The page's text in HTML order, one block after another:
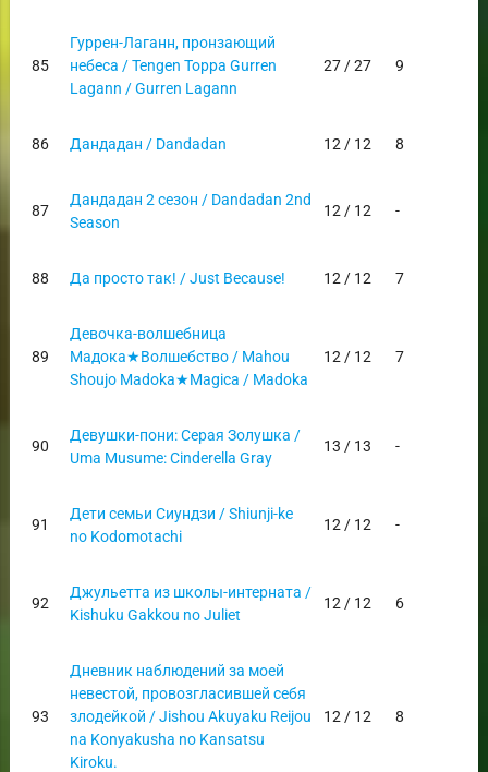
85
Гуррен-Лаганн, пронзающий
небеса / Tengen Toppa Gurren
Lagann / Gurren Lagann
27 / 27 9
86 Дандадан / Dandadan 12 / 12 8
87
Дандадан 2 сезон / Dandadan 2nd
Season
12 / 12 -
88 Да просто так! / Just Because! 12 / 12 7
89
Девочка-волшебница
Мадока★Волшебство / Mahou
Shoujo Madoka★Magica / Madoka
12 / 12 7
90
Девушки-пони: Серая Золушка /
Uma Musume: Cinderella Gray
13 / 13 -
91
Дети семьи Сиундзи / Shiunji-ke
no Kodomotachi
12 / 12 -
92
Джульетта из школы-интерната /
Kishuku Gakkou no Juliet
12 / 12 6
93
Дневник наблюдений за моей
невестой, провозгласившей себя
злодейкой / Jishou Akuyaku Reijou
na Konyakusha no Kansatsu
Kiroku.
12 / 12 8